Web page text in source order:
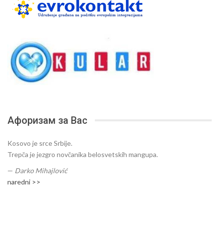
Афоризам за Вас
Kosovo je srce Srbije.
Trepča je jezgro novčanika belosvetskih mangupa.
— Darko Mihajlović
naredni >>